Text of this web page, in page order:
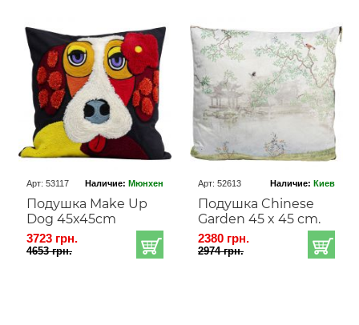
Арт: 53117 Наличие: Мюнхен
Подушка Make Up
Dog 45x45cm
3723 грн.
4653 грн.
Арт: 52613 Наличие: Киев
Подушка Chinese
Garden 45 x 45 cm.
2380 грн.
2974 грн.